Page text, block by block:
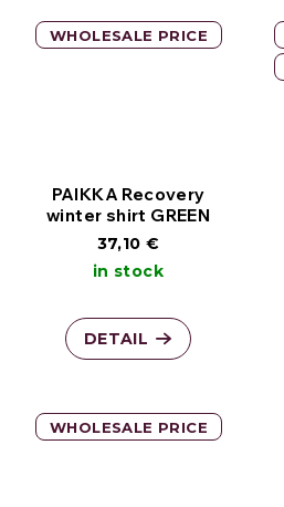
WHOLESALE PRICE
PAIKKA Recovery
winter shirt GREEN
37,10 €
in stock
DETAIL
WHOLESALE PRICE